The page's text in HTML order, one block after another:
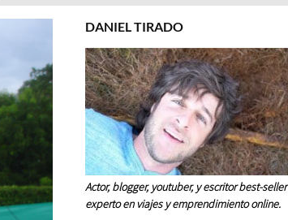
DANIEL TIRADO
Actor, blogger, youtuber, y escritor best-seller
experto en viajes y emprendimiento online.